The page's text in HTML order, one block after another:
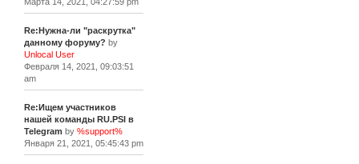
Re:Нужна-ли "раскрутка"
данному форуму? by
Unlocal User
Февраля 14, 2021, 09:03:51
am
Re:Ищем участников
нашей команды RU.PSI в
Telegram by %support%
Января 21, 2021, 05:45:43 pm